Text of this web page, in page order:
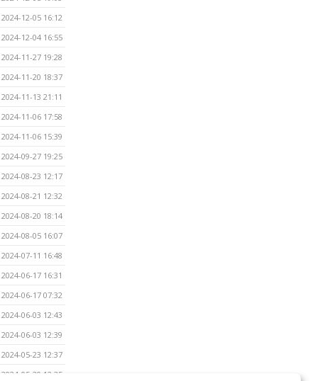
2024-12-05 16:12
2024-12-04 16:55
2024-11-27 19:28
2024-11-20 18:37
2024-11-13 21:11
2024-11-06 17:58
2024-11-06 15:39
2024-09-27 19:25
2024-08-23 12:17
2024-08-21 12:32
2024-08-20 18:14
2024-08-05 16:07
2024-07-11 16:48
2024-06-17 16:31
2024-06-17 07:32
2024-06-03 12:43
2024-06-03 12:39
2024-05-23 12:37
2024-05-20 12:35